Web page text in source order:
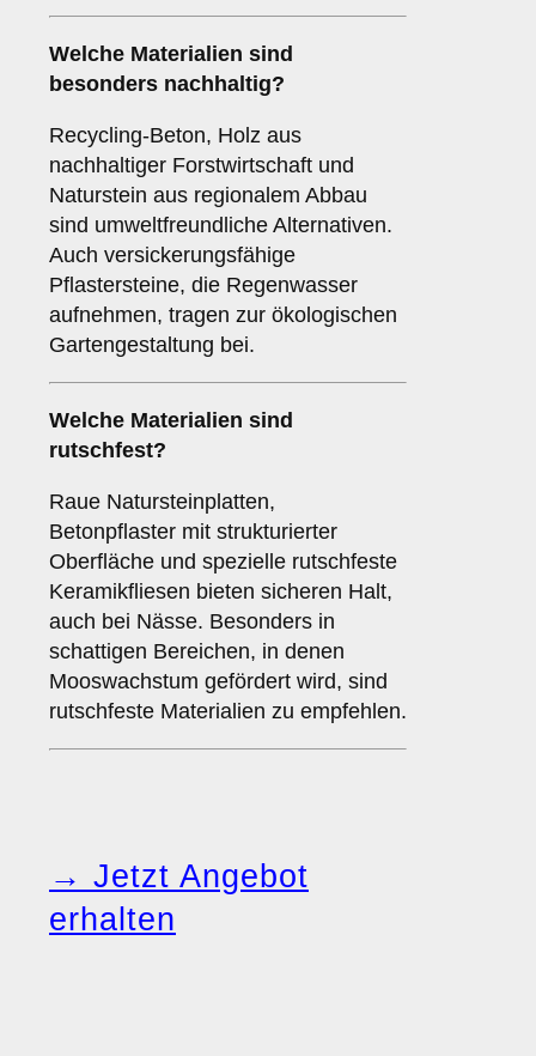
Welche Materialien sind
besonders nachhaltig?
Recycling-Beton, Holz aus
nachhaltiger Forstwirtschaft und
Naturstein aus regionalem Abbau
sind umweltfreundliche Alternativen.
Auch versickerungsfähige
Pflastersteine, die Regenwasser
aufnehmen, tragen zur ökologischen
Gartengestaltung bei.
Welche Materialien sind
rutschfest?
Raue Natursteinplatten,
Betonpflaster mit strukturierter
Oberfläche und spezielle rutschfeste
Keramikfliesen bieten sicheren Halt,
auch bei Nässe. Besonders in
schattigen Bereichen, in denen
Mooswachstum gefördert wird, sind
rutschfeste Materialien zu empfehlen.
→ Jetzt Angebot
erhalten